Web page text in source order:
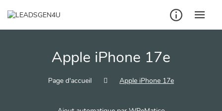
Apple iPhone 17e
Page d'accueil Apple iPhone 17e